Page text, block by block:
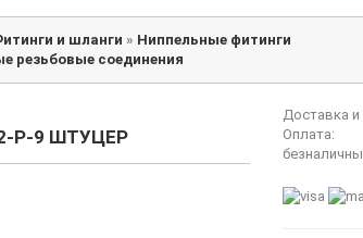
и шланги » Ниппельные фитинги
резьбовые соединения
P-9 ШТУЦЕР
Доставка и
Оплата: